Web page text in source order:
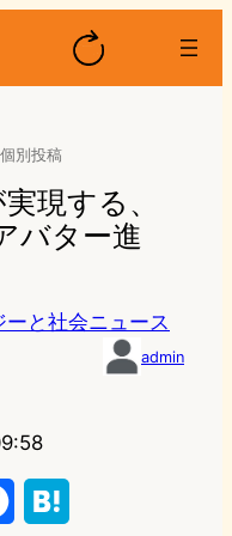
個別投稿
現する、
バター進
ーと社会ニュース
admin